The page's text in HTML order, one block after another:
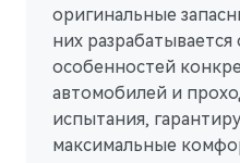
Технические аксессуары
Колеса в сборе
Телематические
Системы зарядки
МТС
PlayAuto
оригинальные
них разрабатывается
особенностей
автомобилей и
испытания,
максимальные